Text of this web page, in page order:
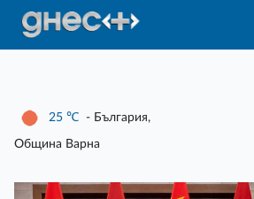
25 ℃ - България,
Община Варна